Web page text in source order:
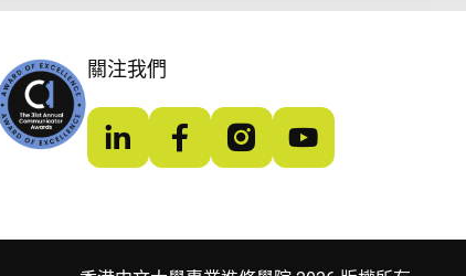
關注我們
LinkedInFacebookInstagramYouTube